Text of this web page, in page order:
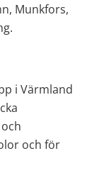
Munkfors,
i Värmland
och för